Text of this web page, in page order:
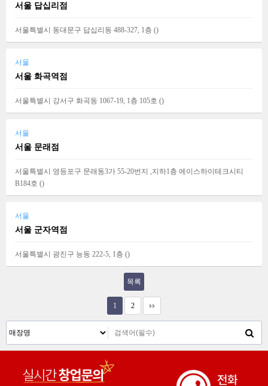
서울 답십리점
서울특별시 동대문구 답십리동 488-327, 1층 ()
서울
서울 화곡역점
서울특별시 강서구 화곡동 1067-19, 1층 105호 ()
서울
서울 문래점
서울특별시 영등포구 문래동3가 55-20번지 ,지하1층 에이스하이테크시티
B184호 ()
서울
서울 군자역점
서울특별시 광진구 능동 222-5, 1층 ()
목록
1 2